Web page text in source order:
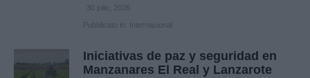
30 julio, 2026
Pubblicato in: Internacional
Iniciativas de paz y seguridad en
Manzanares El Real y Lanzarote